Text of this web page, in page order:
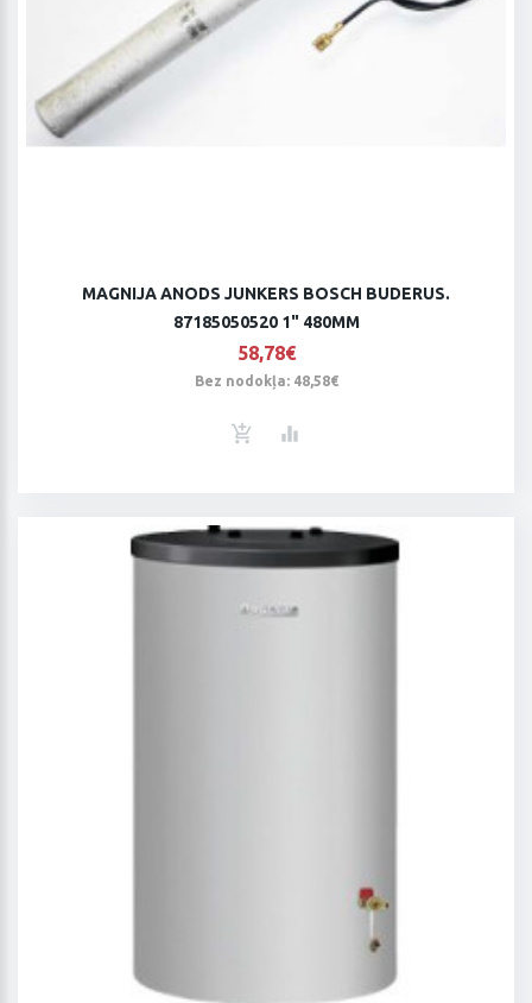
MAGNIJA ANODS JUNKERS BOSCH BUDERUS.
87185050520 1" 480MM
58,78€
Bez nodokļa: 48,58€